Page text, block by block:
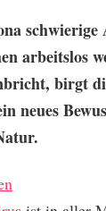
schwierige
arbeitslos
birgt
neues